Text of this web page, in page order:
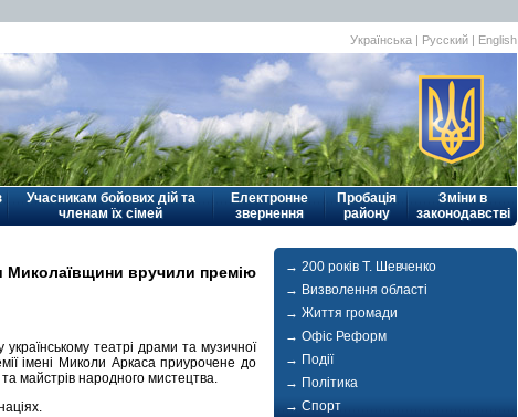
Українська | Русский | English
Учасникам бойових дій та
членам їх сімей
Електронне
звернення
Пробація
району
Зміни в
законодавстві
Миколаївщини вручили премію
театрі драми та музичної
імені Миколи Аркаса приурочене до
та майстрів народного мистецтва.
→ 200 років Т. Шевченко
→ Визволення області
→ Життя громади
→ Офіс Реформ
→ Події
→ Політика
→ Спорт